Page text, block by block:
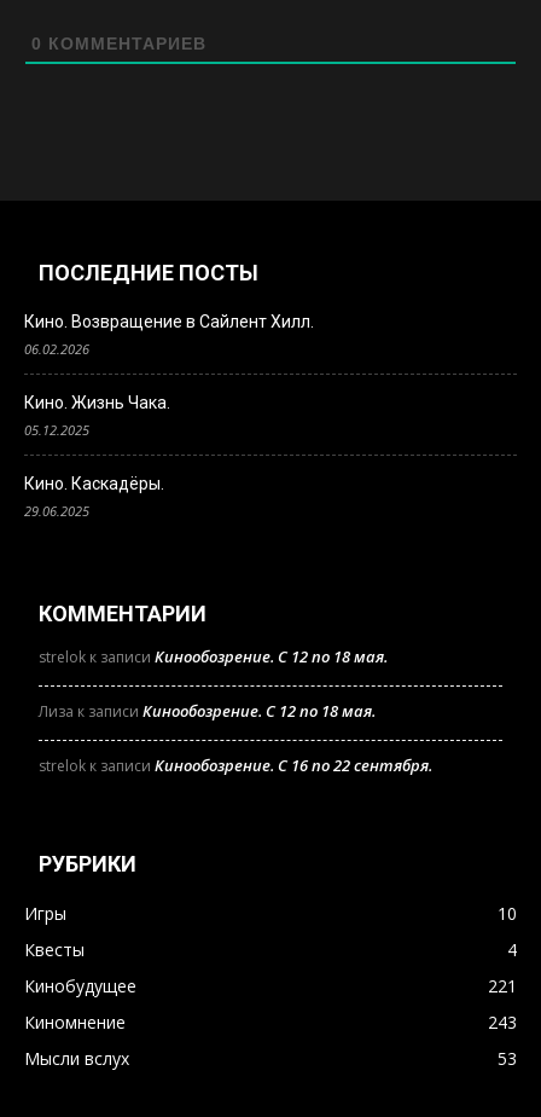
0 КОММЕНТАРИЕВ
ПОСЛЕДНИЕ ПОСТЫ
Кино. Возвращение в Сайлент Хилл.
06.02.2026
Кино. Жизнь Чака.
05.12.2025
Кино. Каскадёры.
29.06.2025
КОММЕНТАРИИ
strelok к записи Кинообозрение. С 12 по 18 мая.
Лиза к записи Кинообозрение. С 12 по 18 мая.
strelok к записи Кинообозрение. С 16 по 22 сентября.
РУБРИКИ
Игры
10
Квесты
4
Кинобудущее
221
Киномнение
243
Мысли вслух
53